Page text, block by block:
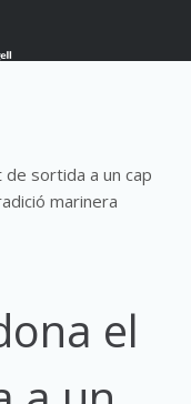
de sortida a un cap
marinera
el